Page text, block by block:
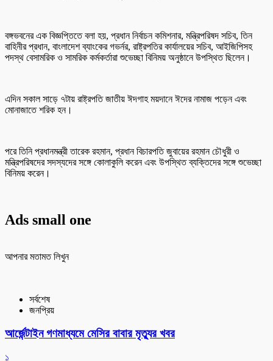
বঙ্গভবনের এক বিজ্ঞপ্তিতে বলা হয়, প্রধান নির্বাচন কমিশনার, মন্ত্রিপরিষদ সচিব, তিন
বাহিনীর প্রধান, বাংলাদেশ ব্যাংকের গভর্নর, রাষ্ট্রপতির কার্যালয়ের সচিব, আইজিপিসহ
পদস্থ বেসামরিক ও সামরিক কর্মকর্তারা শুভেচ্ছা বিনিময় অনুষ্ঠানে উপস্থিত ছিলেন।
এদিন সকাল সাড়ে ৭টায় রাষ্ট্রপতি জাতীয় ঈদগাহ ময়দানে ঈদের নামাজ পড়েন এবং
মোনাজাতে শরিক হন।
পরে তিনি প্রধানমন্ত্রী তারেক রহমান, প্রধান বিচারপতি জুবায়ের রহমান চৌধুরী ও
মন্ত্রিপরিষদের সদস্যদের সঙ্গে কোলাকুলি করেন এবং উপস্থিত ব্যক্তিদের সঙ্গে শুভেচ্ছা
বিনিময় করেন।
Ads small one
আপনার মতামত লিখুন
সর্বশেষ
জনপ্রিয়
আর্জেন্টাইন গণমাধ্যমে মেসির বাবার মৃত্যুর খবর
১